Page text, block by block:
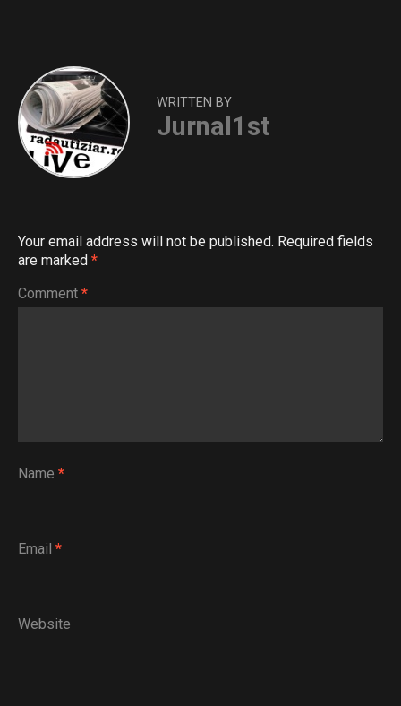
WRITTEN BY
Jurnal1st
Your email address will not be published. Required fields
are marked *
Comment *
Name *
Email *
Website